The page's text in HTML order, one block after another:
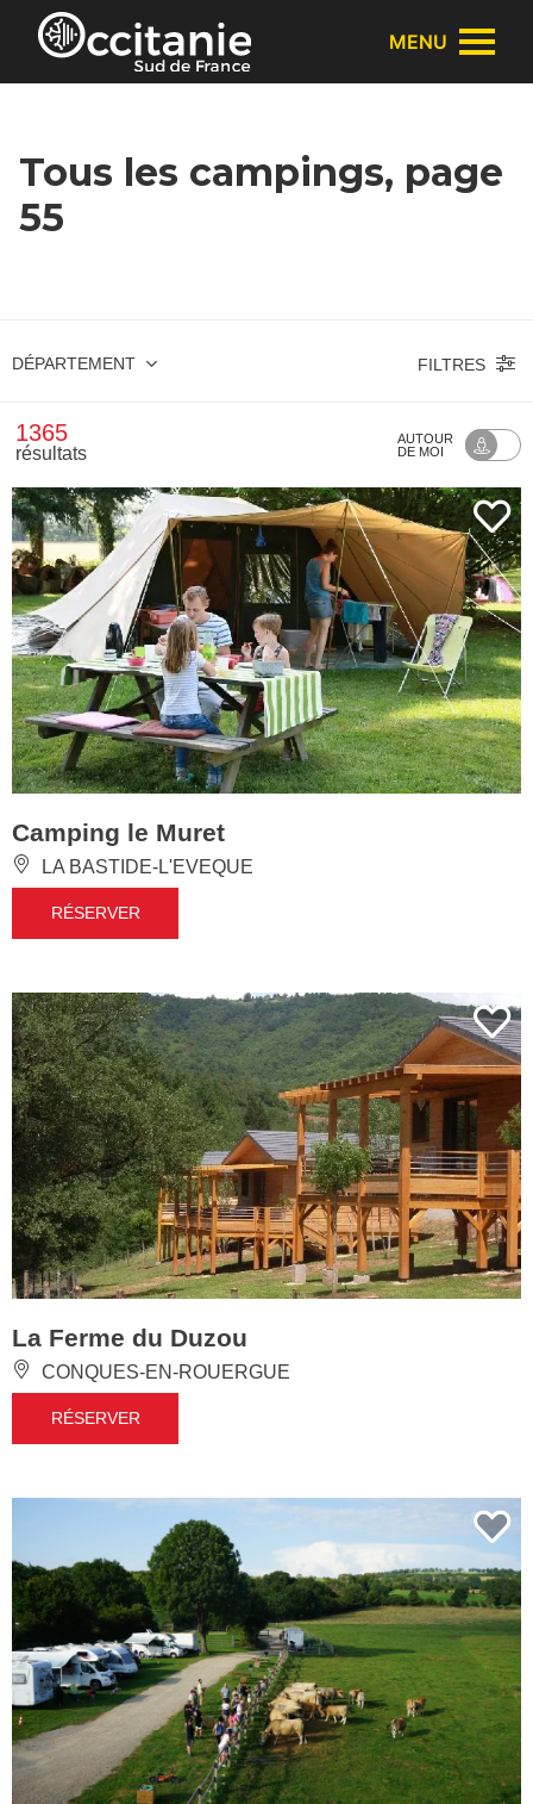
Panneau de gestion des cookies
MENU
Tous les campings, page
55
DÉPARTEMENT FILTRES
1365
résultats
AUTOUR
DE MOI
Camping le Muret
LA BASTIDE-L'EVEQUE
RÉSERVER
La Ferme du Duzou
CONQUES-EN-ROUERGUE
RÉSERVER